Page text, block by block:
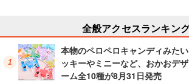
全般アクセスランキン
本物のペロペロキャンディみた
ッキーやミニーなど、おかおデ
ーム全10種が8月31日発売